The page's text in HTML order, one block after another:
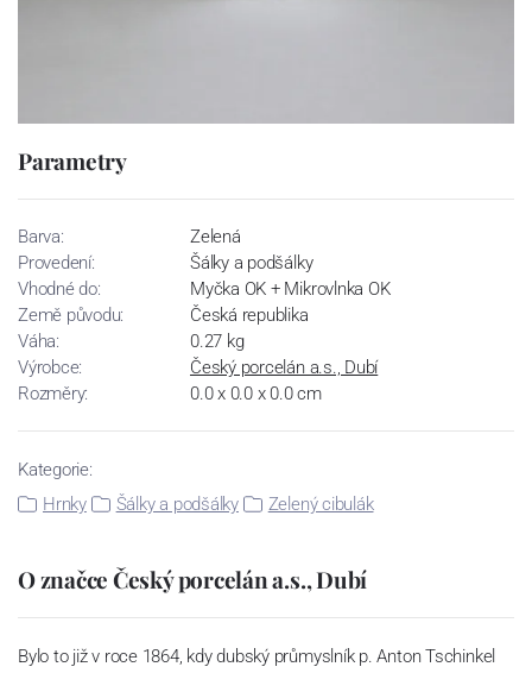
Parametry
Barva:
Zelená
Provedení:
Šálky a podšálky
Vhodné do:
Myčka OK + Mikrovlnka OK
Země původu:
Česká republika
Váha:
0.27 kg
Výrobce:
Český porcelán a.s., Dubí
Rozměry:
0.0 x 0.0 x 0.0 cm
Kategorie:
Hrnky
Šálky a podšálky Zelený cibulák
O značce Český porcelán a.s., Dubí
Bylo to již v roce 1864, kdy dubský průmyslník p. Anton Tschinkel